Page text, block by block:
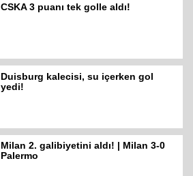
CSKA 3 puanı tek golle aldı!
Duisburg kalecisi, su içerken gol
yedi!
Milan 2. galibiyetini aldı! | Milan 3-0
Palermo